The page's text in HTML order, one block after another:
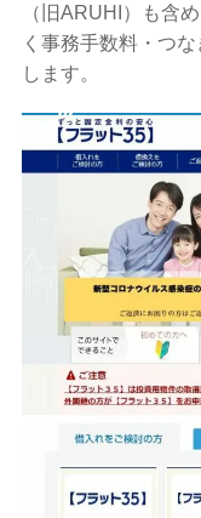
（旧ARUHI）も含
く事務手数料・つ
します。